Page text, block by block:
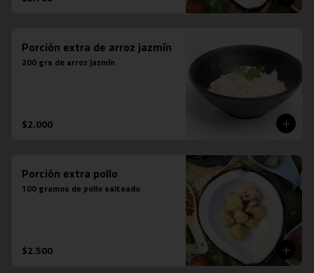
Porción extra de arroz jazmín
200 grs de arroz jazmín
$2.000
Porción extra pollo
100 gramos de pollo salteado
$2.500